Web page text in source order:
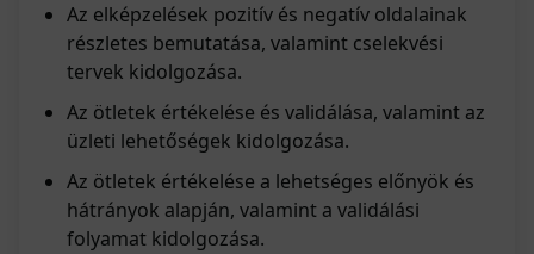
Az elképzelések pozitív és negatív oldalainak
részletes bemutatása, valamint cselekvési
tervek kidolgozása.
Az ötletek értékelése és validálása, valamint az
üzleti lehetőségek kidolgozása.
Az ötletek értékelése a lehetséges előnyök és
hátrányok alapján, valamint a validálási
folyamat kidolgozása.